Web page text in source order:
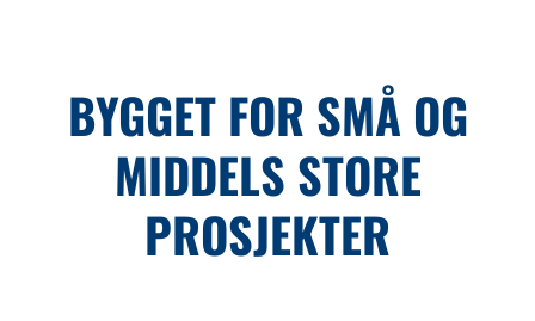
BYGGET FOR SMÅ OG
MIDDELS STORE
PROSJEKTER